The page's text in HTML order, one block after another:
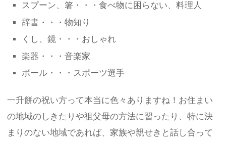
スプーン、箸・・・食べ物に困らない、料理人
辞書・・・物知り
くし、鏡・・・おしゃれ
楽器・・・音楽家
ボール・・・スポーツ選手
一升餅の祝い方って本当に色々ありますね！お住まい
の地域のしきたりや祖父母の方法に習ったり、特に決
まりのない地域であれば、家族や親せきと話し合って